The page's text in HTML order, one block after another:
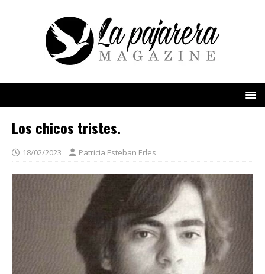
Los chicos tristes.
18/02/2023 Patricia Esteban Erles